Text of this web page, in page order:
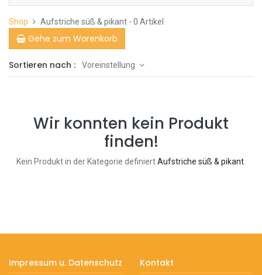
Shop Aufstriche süß & pikant - 0 Artikel
Gehe zum Warenkorb
Sortieren nach : Voreinstellung
Wir konnten kein Produkt
finden!
Kein Produkt in der Kategorie definiertAufstriche süß & pikant
Impressum u. Datenschutz Kontakt